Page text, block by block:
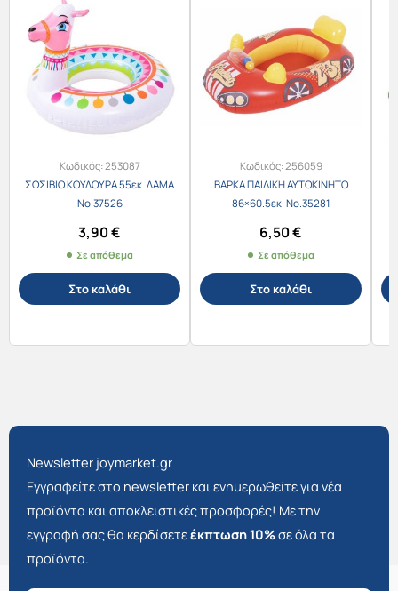
Κωδικός:253087
ΣΩΣΙΒΙΟ ΚΟΥΛΟΥΡΑ 55εκ. ΛΑΜΑ
Νο.37526
3,90€
Σε απόθεμα
Στο καλάθι
Κωδικός:256059
ΒΑΡΚΑ ΠΑΙΔΙΚΗ ΑΥΤΟΚΙΝΗΤΟ
86×60.5εκ. Νο.35281
6,50€
Σε απόθεμα
Στο καλάθι
Newsletter joymarket.gr
Εγγραφείτε στο newsletter και ενημερωθείτε για νέα
προϊόντα και αποκλειστικές προσφορές! Με την
εγγραφή σας θα κερδίσετεέκπτωση 10%σε όλα τα
προϊόντα.